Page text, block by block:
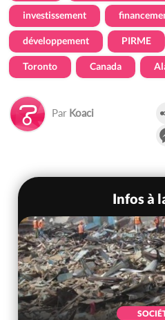
investissement
développement PIRME
Toronto Canada
Par Koaci
Infos à